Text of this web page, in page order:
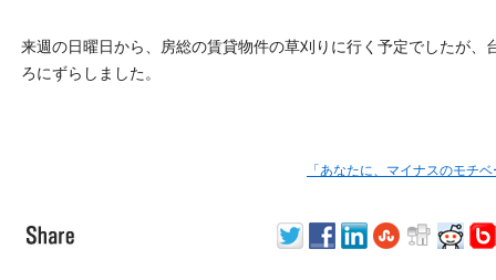
来週の日曜日から、房総の賃貸物件の草刈りに行く予定でしたが、
ろにずらしました。
「あなたに、マイナスのモチ